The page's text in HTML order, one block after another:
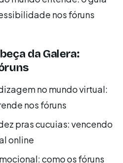
nos fóruns
da Galera:
no mundo virtual:
nos fóruns
pras cucuias: vencendo
online
como os fóruns